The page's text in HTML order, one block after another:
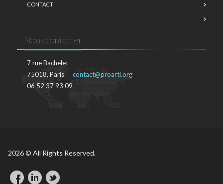
CONTACT
Nous contacter
7 rue Bachelet
75018, Paris
06 52 37 93 09
contact@proarti.org
2026 © All Rights Reserved.